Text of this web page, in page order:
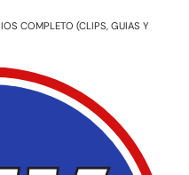
COMPLETO (CLIPS, GUIAS Y